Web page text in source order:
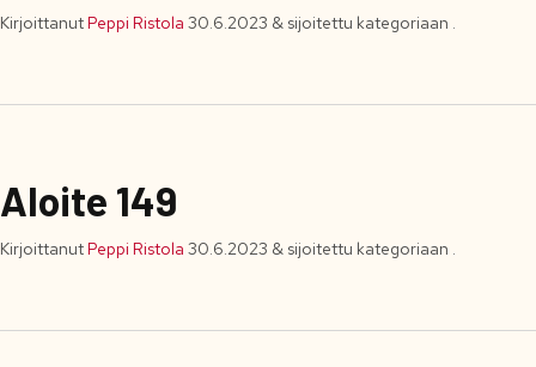
KirjoittanutPeppi Ristola 30.6.2023 & sijoitettu kategoriaan .
Aloite 149
KirjoittanutPeppi Ristola 30.6.2023 & sijoitettu kategoriaan .